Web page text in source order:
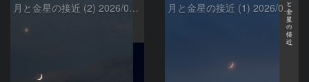
月と金星の接近 (2) 2026/07/17 月と金星の接近 (1) 2026/07/17